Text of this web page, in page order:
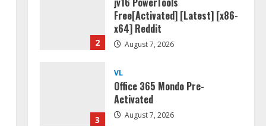
2
Free[Activated] [Latest] [x86-
x64] Reddit
August 7, 2026
3
VL
Office 365 Mondo Pre-
Activated
August 7, 2026